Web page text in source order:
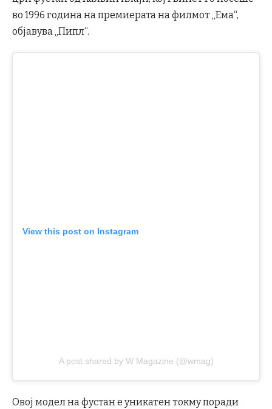
во 1996 година на премиерата на филмот „Ема“,
објавува „Пипл“.
View this post on Instagram
A post shared by W Magazine (@wmag)
Овој модел на фустан е уникатен токму поради